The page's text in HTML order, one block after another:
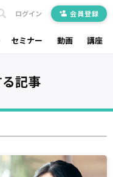
セミナー 動画 講座
ログイン 会員登録
記事